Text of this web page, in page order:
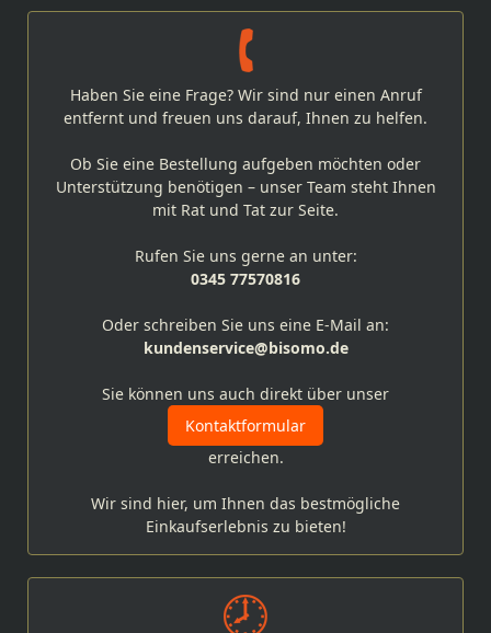
Haben Sie eine Frage? Wir sind nur einen Anruf
entfernt und freuen uns darauf, Ihnen zu helfen.
Ob Sie eine Bestellung aufgeben möchten oder
Unterstützung benötigen – unser Team steht Ihnen
mit Rat und Tat zur Seite.
Rufen Sie uns gerne an unter:
0345 77570816
Oder schreiben Sie uns eine E-Mail an:
kundenservice@bisomo.de
Sie können uns auch direkt über unser
Kontaktformular
erreichen.
Wir sind hier, um Ihnen das bestmögliche
Einkaufserlebnis zu bieten!